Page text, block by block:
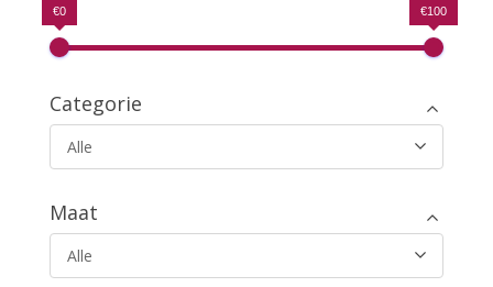
€0 €100
Categorie
Alle
Maat
Alle